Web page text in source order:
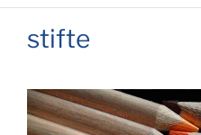
stifte